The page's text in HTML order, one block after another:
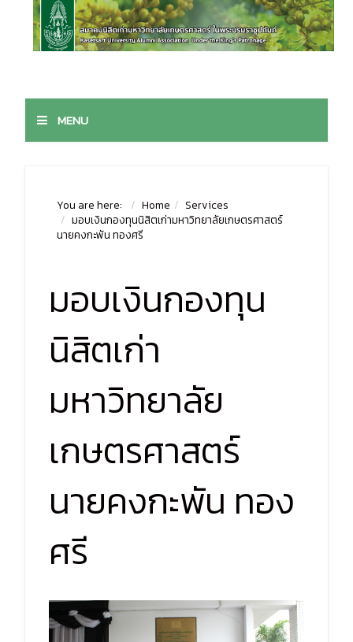
MENU
You are here: Home
Services
มอบเงินกองทุนนิสิตเก่ามหาวิทยาลัยเกษตรศาสตร์
นายคงกะพัน ทองศรี
มอบเงินกองทุน
นิสิตเก่า
มหาวิทยาลัย
เกษตรศาสตร์
นายคงกะพัน ทอง
ศรี